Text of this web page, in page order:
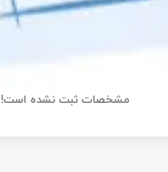
مشخصات ثبت نشده است!